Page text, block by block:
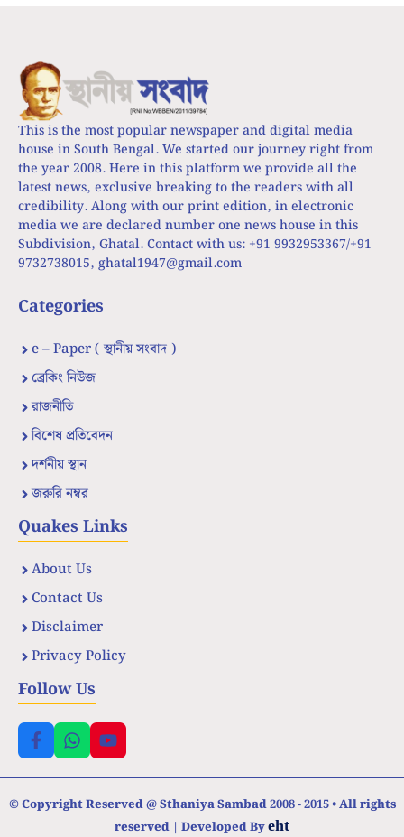
This is the most popular newspaper and digital media
house in South Bengal. We started our journey right from
the year 2008. Here in this platform we provide all the
latest news, exclusive breaking to the readers with all
credibility. Along with our print edition, in electronic
media we are declared number one news house in this
Subdivision, Ghatal. Contact with us: +91 9932953367/+91
9732738015, ghatal1947@gmail.com
Categories
e – Paper ( স্থানীয় সংবাদ )
ব্রেকিং নিউজ
রাজনীতি
বিশেষ প্রতিবেদন
দর্শনীয় স্থান
জরুরি নম্বর
Quakes Links
About Us
Contact Us
Disclaimer
Privacy Policy
Follow Us
© Copyright Reserved @ Sthaniya Sambad 2008 - 2015 • All rights
reserved | Developed Byeht